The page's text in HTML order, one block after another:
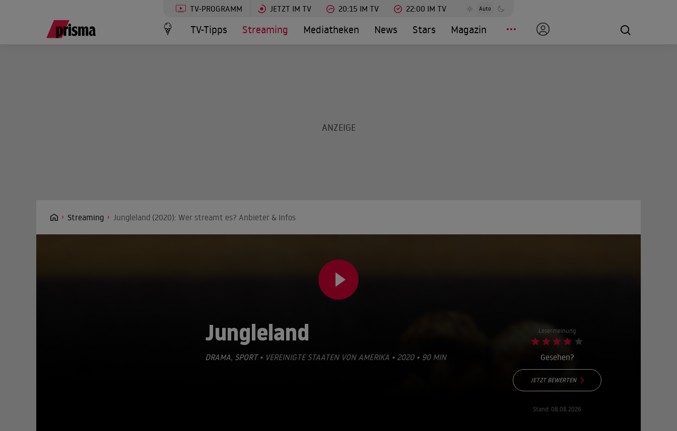
TV-PROGRAMM JETZT IM TV 20:15 IM TV 22:00 IM TV Auto
TV-Tipps Streaming Mediatheken News Stars Magazin
Streaming Jungleland (2020): Wer streamt es? Anbieter & Infos
Jungleland
DRAMA, SPORT• VEREINIGTE STAATEN VON AMERIKA • 2020 • 90 MIN
Lesermeinung
Gesehen?
JETZT BEWERTEN
Stand: 08.08.2026